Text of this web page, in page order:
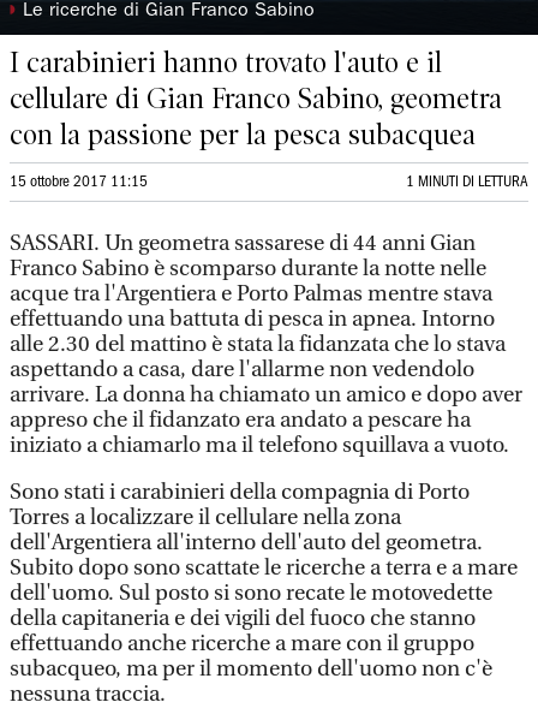
◗ Le ricerche di Gian Franco Sabino
I carabinieri hanno trovato l'auto e il
cellulare di Gian Franco Sabino, geometra
con la passione per la pesca subacquea
15 ottobre 2017 11:15 1 MINUTI DI LETTURA
SASSARI. Un geometra sassarese di 44 anni Gian
Franco Sabino è scomparso durante la notte nelle
acque tra l'Argentiera e Porto Palmas mentre stava
effettuando una battuta di pesca in apnea. Intorno
alle 2.30 del mattino è stata la fidanzata che lo stava
aspettando a casa, dare l'allarme non vedendolo
arrivare. La donna ha chiamato un amico e dopo aver
appreso che il fidanzato era andato a pescare ha
iniziato a chiamarlo ma il telefono squillava a vuoto.
Sono stati i carabinieri della compagnia di Porto
Torres a localizzare il cellulare nella zona
dell'Argentiera all'interno dell'auto del geometra.
Subito dopo sono scattate le ricerche a terra e a mare
dell'uomo. Sul posto si sono recate le motovedette
della capitaneria e dei vigili del fuoco che stanno
effettuando anche ricerche a mare con il gruppo
subacqueo, ma per il momento dell'uomo non c'è
nessuna traccia.